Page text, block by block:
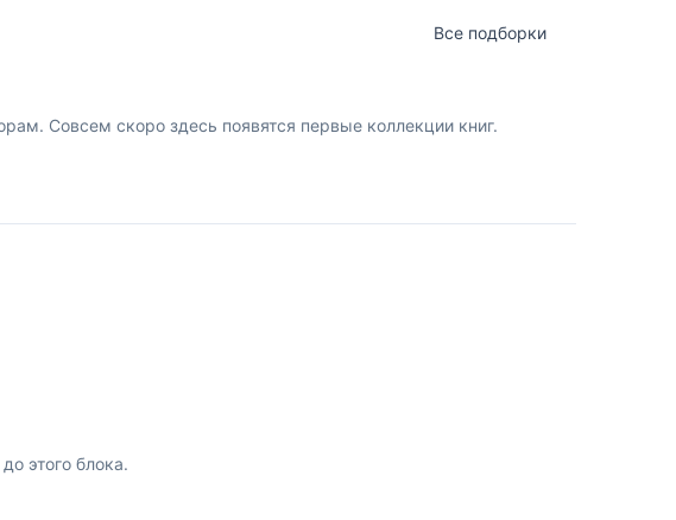
Все подборки
Совсем скоро здесь появятся первые коллекции книг.
этого блока.